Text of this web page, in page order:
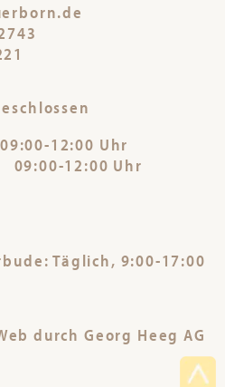
Uhr
12:00 Uhr
9:00-17:00
durch Georg Heeg AG